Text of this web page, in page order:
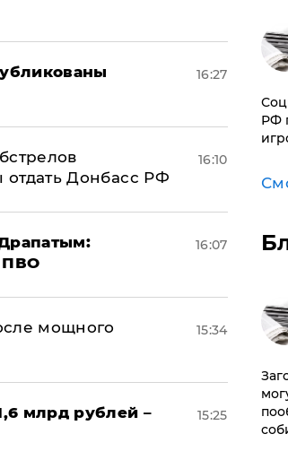
16:27
отдать Донбасс РФ
16:10
ПВО
16:07
мощного
15:34
млрд рублей –
15:25
РФ